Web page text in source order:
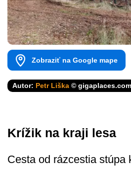
Zobraziť na Google mape
Autor: Petr Liška © gigaplaces.com
Krížik na kraji lesa
Cesta od rázcestia stúpa